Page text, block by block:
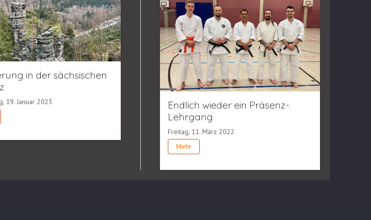
in der sächsischen
19. Januar 2023
Endlich wieder ein Präsenz-
Lehrgang
Freitag, 11. März 2022
Mehr